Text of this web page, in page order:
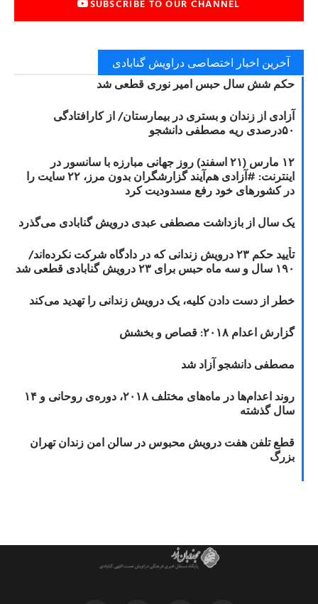
SUBSCRIBE TO OUR CHANNEL
آخرین اخبار اختصاصی دراویش گنابادی
حکم شش سال حبس امیر نوری قطعی شد
آزادی از زندان و بستری در بیمارستان/ از کارافتادگی
۵۰درصدی ریه مصطفی دانشجو
۱۲ مارس (۲۱ اسفند) روز جهانی مبارزه با سانسور در
اینترنت: #آزادی هم‌آیند گزارشگران‌ بدون مرز، ۲۲ سایت را
در کشورهای خود رفع مسدودیت کرد
یک سال از بازداشت مصطفی عبدی درویش گنابادی می‌گذرد
تأیید حکم ۲۳ درویش زندانی که در دادگاه شرکت نکرده‌اند/
۱۹۰ سال و سه ماه حبس برای ۲۳ درویش گنابادی قطعی شد
خطر از دست دادن کلیه، یک درویش زندانی را تهدید می‌کند
گزارش اعدام ۲۰۱۸: قصاص و بخشش
مصطفی دانشجو آزاد شد
روند اعدام‌ها در ماه‌های مختلف ۲۰۱۸، دوره‌ی روحانی و ۱۴
سال گذشته
قطع تلفن هفت درویش محبوس در سالن امن زندان تهران
بزرگ